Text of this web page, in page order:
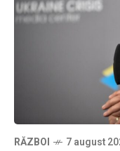
RĂZBOI 7 august